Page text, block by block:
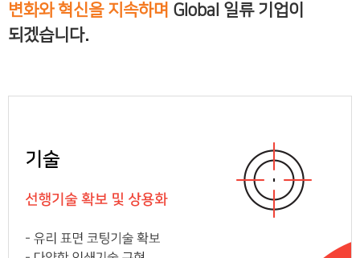
변화와 혁신을 지속하며 Global 일류 기업이
되겠습니다.